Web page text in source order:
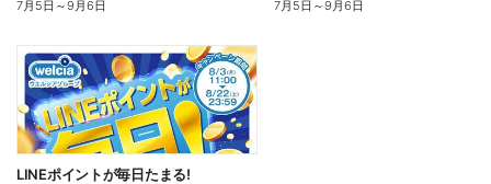
7月5日 ～9月6日 7月5日 ～9月6日
LINEポイントが毎日たまる!